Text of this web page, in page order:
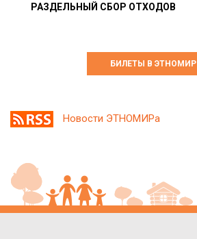
РАЗДЕЛЬНЫЙ СБОР ОТХОДОВ
БИЛЕТЫ В ЭТНОМИР
Новости ЭТНОМИРа